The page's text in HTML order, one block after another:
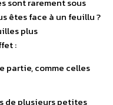
êtes face à un feuillu ?
plus
:
partie, comme celles
de plusieurs petites